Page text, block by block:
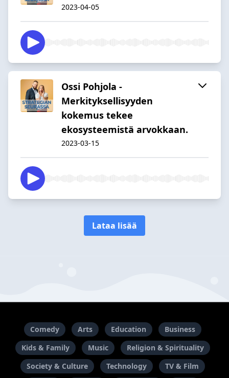
2023-04-05
Ossi Pohjola -
Merkityksellisyyden
kokemus tekee
ekosysteemistä arvokkaan.
2023-03-15
Lataa lisää
Comedy Arts Education
Business
Kids & Family
Music
Religion & Spirituality
Society & Culture
Technology TV & Film